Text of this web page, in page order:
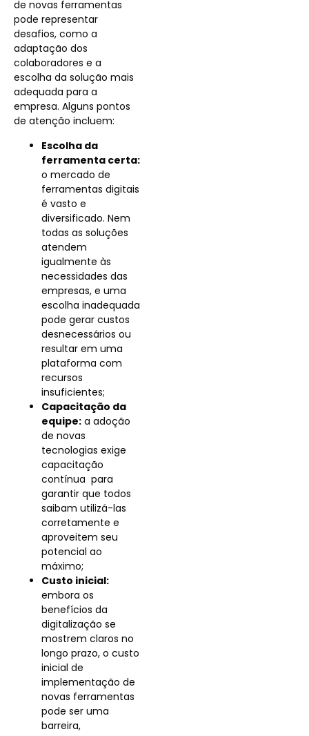
de novas ferramentas
pode representar
desafios, como a
adaptação dos
colaboradores e a
escolha da solução mais
adequada para a
empresa. Alguns pontos
de atenção incluem:
Escolha da
ferramenta certa:
o mercado de
ferramentas digitais
é vasto e
diversificado. Nem
todas as soluções
atendem
igualmente às
necessidades das
empresas, e uma
escolha inadequada
pode gerar custos
desnecessários ou
resultar em uma
plataforma com
recursos
insuficientes;
Capacitação da
equipe: a adoção
de novas
tecnologias exige
capacitação
contínua para
garantir que todos
saibam utilizá-las
corretamente e
aproveitem seu
potencial ao
máximo;
Custo inicial:
embora os
benefícios da
digitalização se
mostrem claros no
longo prazo, o custo
inicial de
implementação de
novas ferramentas
pode ser uma
barreira,